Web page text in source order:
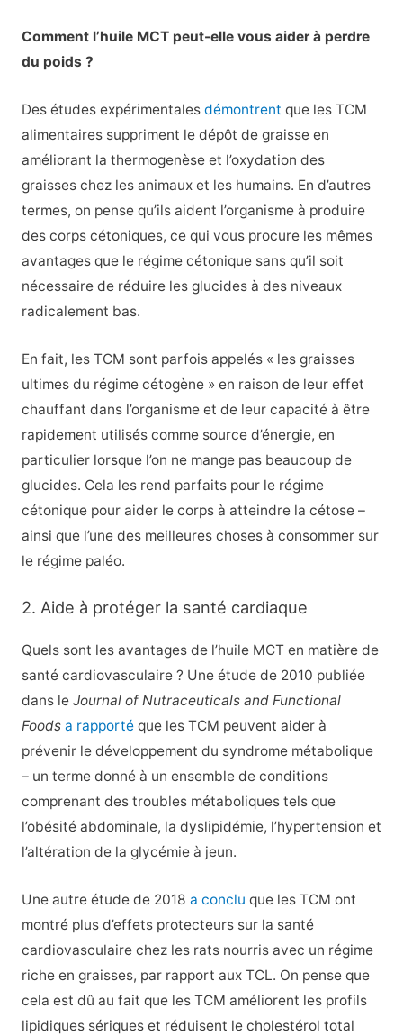
Comment l’huile MCT peut-elle vous aider à perdre
du poids ?
Des études expérimentales démontrent que les TCM
alimentaires suppriment le dépôt de graisse en
améliorant la thermogenèse et l’oxydation des
graisses chez les animaux et les humains. En d’autres
termes, on pense qu’ils aident l’organisme à produire
des corps cétoniques, ce qui vous procure les mêmes
avantages que le régime cétonique sans qu’il soit
nécessaire de réduire les glucides à des niveaux
radicalement bas.
En fait, les TCM sont parfois appelés « les graisses
ultimes du régime cétogène » en raison de leur effet
chauffant dans l’organisme et de leur capacité à être
rapidement utilisés comme source d’énergie, en
particulier lorsque l’on ne mange pas beaucoup de
glucides. Cela les rend parfaits pour le régime
cétonique pour aider le corps à atteindre la cétose –
ainsi que l’une des meilleures choses à consommer sur
le régime paléo.
2. Aide à protéger la santé cardiaque
Quels sont les avantages de l’huile MCT en matière de
santé cardiovasculaire ? Une étude de 2010 publiée
dans leJournal of Nutraceuticals and Functional
Foods a rapportéque les TCM peuvent aider à
prévenir le développement du syndrome métabolique
– un terme donné à un ensemble de conditions
comprenant des troubles métaboliques tels que
l’obésité abdominale, la dyslipidémie, l’hypertension et
l’altération de la glycémie à jeun.
Une autre étude de 2018 a conclu que les TCM ont
montré plus d’effets protecteurs sur la santé
cardiovasculaire chez les rats nourris avec un régime
riche en graisses, par rapport aux TCL. On pense que
cela est dû au fait que les TCM améliorent les profils
lipidiques sériques et réduisent le cholestérol total